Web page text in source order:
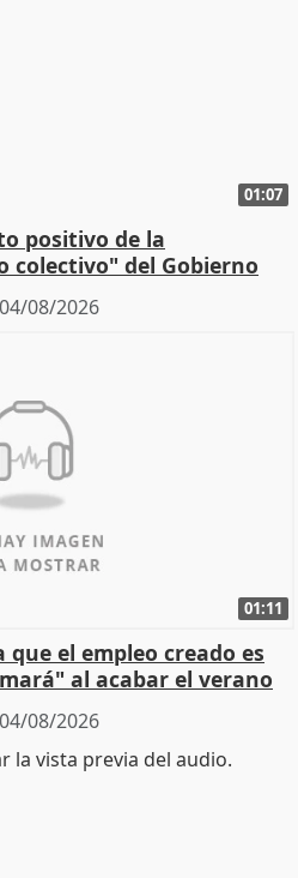
01:07
positivo de la
colectivo" del Gobierno
04/08/2026
01:11
el empleo creado es
al acabar el verano
04/08/2026